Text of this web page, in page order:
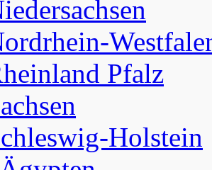
Pfalz
Holstein